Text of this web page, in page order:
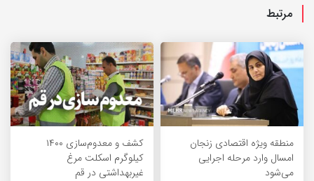
مرتبط
منطقه ویژه اقتصادی زنجان
امسال وارد مرحله اجرایی
می‌شود
کشف و معدوم‌سازی ۱۴۰۰
کیلوگرم اسکلت مرغ
غیربهداشتی در قم